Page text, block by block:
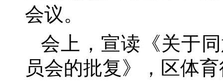
会议。
会上，宣读《关于
员会的批复》，区体